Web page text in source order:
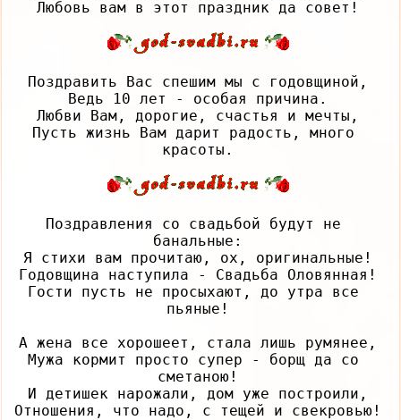
Поздравить Вас спешим мы с годовщиной,
Ведь 10 лет - особая причина.
Любви Вам, дорогие, счастья и мечты,
Пусть жизнь Вам дарит радость, много
Поздравления со свадьбой будут не
банальные:
Я стихи вам прочитаю, ох, оригинальные!
Годовщина наступила - Свадьба Оловянная!
Гости пусть не просыхают, до утра все
пьяные!
А жена все хорошеет, стала лишь румянее,
Мужа кормит просто супер - борщ да со
сметаною!
И детишек нарожали, дом уже построили,
Отношения, что надо, с тещей и свекровью!